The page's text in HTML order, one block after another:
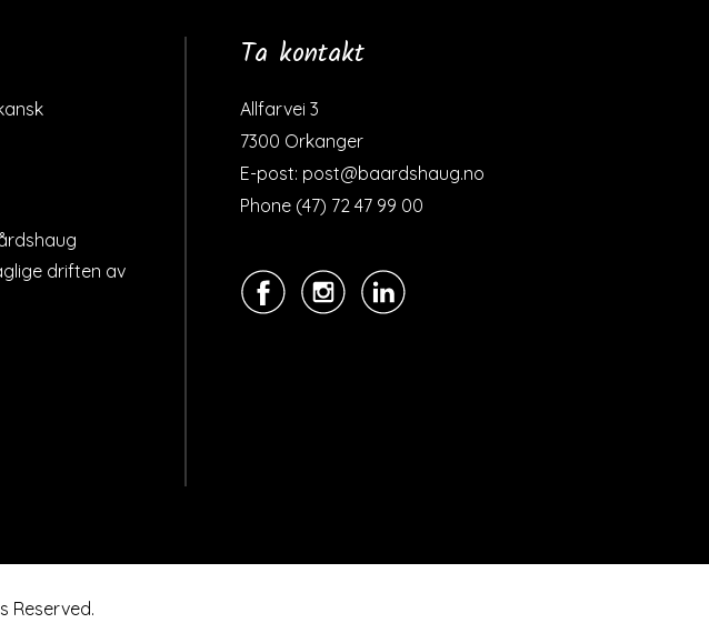
driften av
Ta kontakt
Allfarvei 3
7300 Orkanger
E-post: post@baardshaug.no
Phone (47) 72 47 99 00
Reserved.